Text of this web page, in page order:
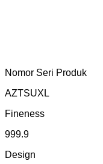
Nomor Seri Produk
AZTSUXL
Fineness
999.9
Design